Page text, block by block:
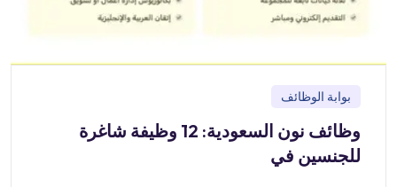
بوابة الوظائف
وظائف نون السعودية: 12 وظيفة شاغرة
للجنسين في